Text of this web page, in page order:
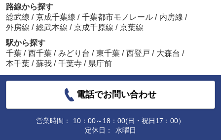
路線から探す
総武線 / 京成千葉線 / 千葉都市モノレール / 内房線 /
外房線 / 総武本線 / 京成千原線 / 京葉線
駅から探す
千葉 / 西千葉 / みどり台 / 東千葉 / 西登戸 / 大森台 /
本千葉 / 蘇我 / 千葉寺 / 県庁前
電話でお問い合わせ
営業時間：
10：00～18：00(日・祝日17：00）
定休日：
水曜日